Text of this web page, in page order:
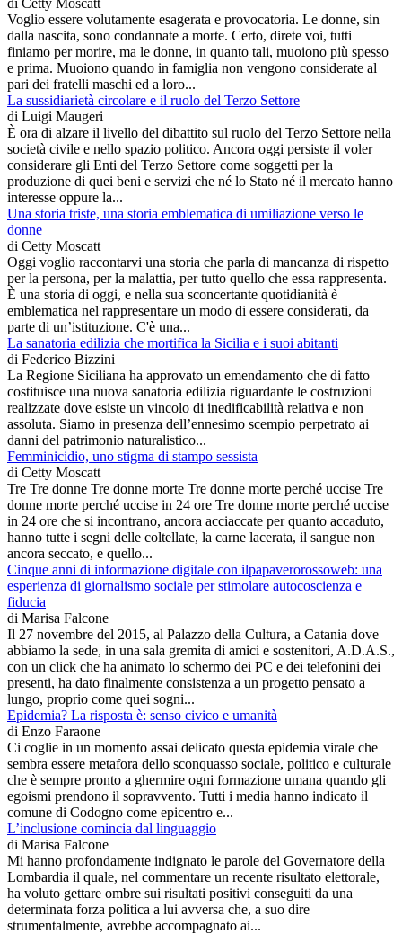
di Cetty Moscatt
Voglio essere volutamente esagerata e provocatoria. Le donne, sin
dalla nascita, sono condannate a morte. Certo, direte voi, tutti
finiamo per morire, ma le donne, in quanto tali, muoiono più spesso
e prima. Muoiono quando in famiglia non vengono considerate al
pari dei fratelli maschi ed a loro...
La sussidiarietà circolare e il ruolo del Terzo Settore
di Luigi Maugeri
È ora di alzare il livello del dibattito sul ruolo del Terzo Settore nella
società civile e nello spazio politico. Ancora oggi persiste il voler
considerare gli Enti del Terzo Settore come soggetti per la
produzione di quei beni e servizi che né lo Stato né il mercato hanno
interesse oppure la...
Una storia triste, una storia emblematica di umiliazione verso le
donne
di Cetty Moscatt
Oggi voglio raccontarvi una storia che parla di mancanza di rispetto
per la persona, per la malattia, per tutto quello che essa rappresenta.
È una storia di oggi, e nella sua sconcertante quotidianità è
emblematica nel rappresentare un modo di essere considerati, da
parte di un’istituzione. C'è una...
La sanatoria edilizia che mortifica la Sicilia e i suoi abitanti
di Federico Bizzini
La Regione Siciliana ha approvato un emendamento che di fatto
costituisce una nuova sanatoria edilizia riguardante le costruzioni
realizzate dove esiste un vincolo di inedificabilità relativa e non
assoluta. Siamo in presenza dell’ennesimo scempio perpetrato ai
danni del patrimonio naturalistico...
Femminicidio, uno stigma di stampo sessista
di Cetty Moscatt
Tre Tre donne Tre donne morte Tre donne morte perché uccise Tre
donne morte perché uccise in 24 ore Tre donne morte perché uccise
in 24 ore che si incontrano, ancora acciaccate per quanto accaduto,
hanno tutte i segni delle coltellate, la carne lacerata, il sangue non
ancora seccato, e quello...
Cinque anni di informazione digitale con ilpapaverorossoweb: una
esperienza di giornalismo sociale per stimolare autocoscienza e
fiducia
di Marisa Falcone
Il 27 novembre del 2015, al Palazzo della Cultura, a Catania dove
abbiamo la sede, in una sala gremita di amici e sostenitori, A.D.A.S.,
con un click che ha animato lo schermo dei PC e dei telefonini dei
presenti, ha dato finalmente consistenza a un progetto pensato a
lungo, proprio come quei sogni...
Epidemia? La risposta è: senso civico e umanità
di Enzo Faraone
Ci coglie in un momento assai delicato questa epidemia virale che
sembra essere metafora dello sconquasso sociale, politico e culturale
che è sempre pronto a ghermire ogni formazione umana quando gli
egoismi prendono il sopravvento. Tutti i media hanno indicato il
comune di Codogno come epicentro e...
L’inclusione comincia dal linguaggio
di Marisa Falcone
Mi hanno profondamente indignato le parole del Governatore della
Lombardia il quale, nel commentare un recente risultato elettorale,
ha voluto gettare ombre sui risultati positivi conseguiti da una
determinata forza politica a lui avversa che, a suo dire
strumentalmente, avrebbe accompagnato ai...